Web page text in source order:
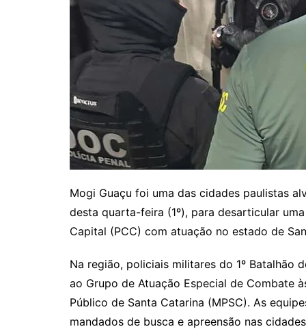
Mogi Guaçu foi uma das cidades paulistas
desta quarta-feira (1º), para desarticular
Capital (PCC) com atuação no estado de
Na região, policiais militares do 1º Batalhão
ao Grupo de Atuação Especial de Combate
Público de Santa Catarina (MPSC). As
mandados de busca e apreensão nas